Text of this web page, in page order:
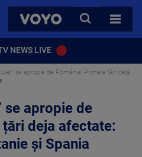
VOYO
CAUTA
TOATE
NEWS LIVE
se apropie de România. Primele țări deja
se apropie de
deja afectate:
și Spania